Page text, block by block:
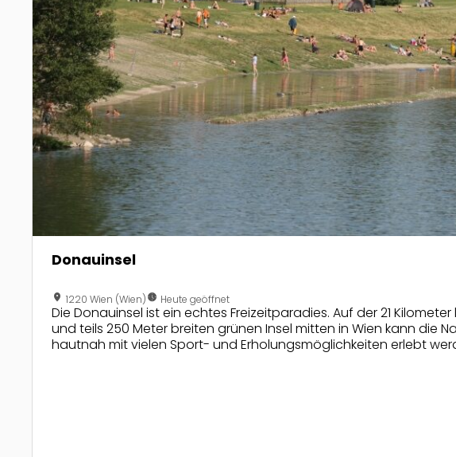
Donauinsel
location_on 1220 Wien (Wien)nest_clock_farsight_analog Heute geöffnet
Die Donauinsel ist ein echtes Freizeitparadies. Auf der 21
und teils 250 Meter breiten grünen Insel mitten in Wien kann die
hautnah mit vielen Sport- und Erholungsmöglichkeiten erlebt